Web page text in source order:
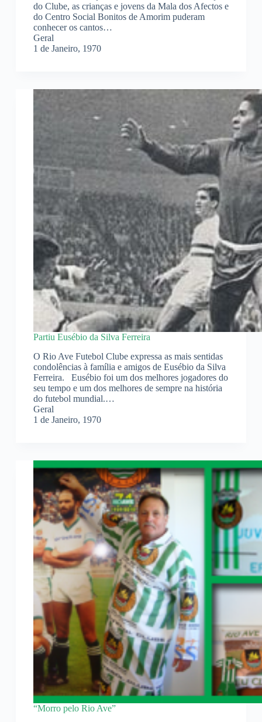
do Clube, as crianças e jovens da Mala dos Afectos e
do Centro Social Bonitos de Amorim puderam
conhecer os cantos…
Geral
1 de Janeiro, 1970
Partiu Eusébio da Silva Ferreira
O Rio Ave Futebol Clube expressa as mais sentidas
condolências à família e amigos de Eusébio da Silva
Ferreira. Eusébio foi um dos melhores jogadores do
seu tempo e um dos melhores de sempre na história
do futebol mundial.…
Geral
1 de Janeiro, 1970
“Morro pelo Rio Ave”